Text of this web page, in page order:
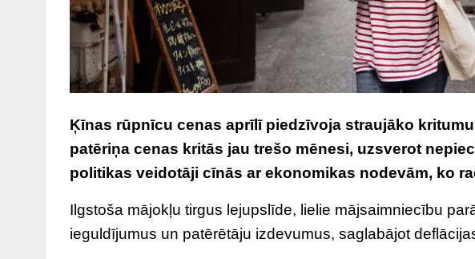
Ķīnas rūpnīcu cenas aprīlī piedzīvoja straujāko
patēriņa cenas kritās jau trešo mēnesi, uzsverot
politikas veidotāji cīnās ar ekonomikas nodevām, ko
Ilgstoša mājokļu tirgus lejupslīde, lielie mājsaimniecību
ieguldījumus un patērētāju izdevumus, saglabājot